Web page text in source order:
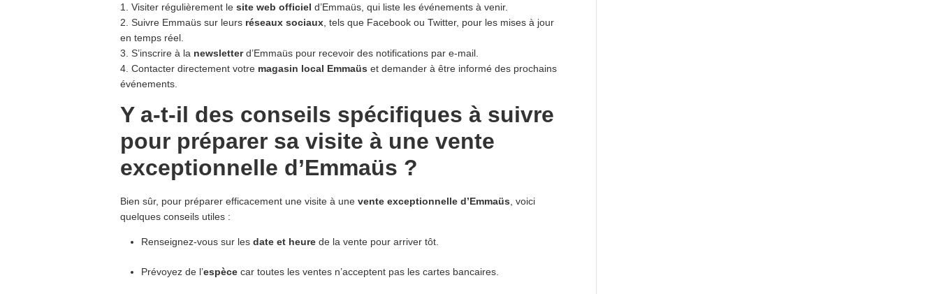
1. Visiter régulièrement le site web officiel d’Emmaüs, qui liste les événements à venir.
2. Suivre Emmaüs sur leurs réseaux sociaux , tels que Facebook ou Twitter, pour les mises à jour
en temps réel.
3. S’inscrire à la newsletterd’Emmaüs pour recevoir des notifications par e-mail.
4. Contacter directement votre magasin local Emmaüs et demander à être informé des prochains
événements.
Y a-t-il des conseils spécifiques à suivre
pour préparer sa visite à une vente
exceptionnelle d’Emmaüs ?
Bien sûr, pour préparer efficacement une visite à une vente exceptionnelle d’Emmaüs , voici
quelques conseils utiles :
Renseignez-vous sur les date et heure de la vente pour arriver tôt.
Prévoyez de l’espèce car toutes les ventes n’acceptent pas les cartes bancaires.